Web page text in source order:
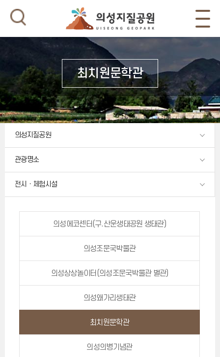
최치원문학관
의성지질공원
관광명소
전시ㆍ체험시설
의성에코센터(구.산운생태공원 생태관)
의성조문국박물관
의성상상놀이터(의성조문국박물관 별관)
의성왜가리생태관
최치원문학관
의성의병기념관